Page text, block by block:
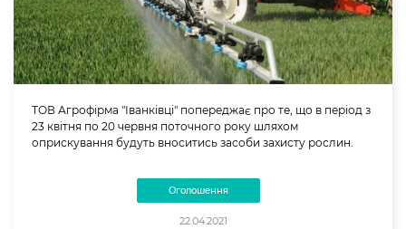
ТОВ Агрофірма "Іванківці" попереджає про те, що в період з
23 квітня по 20 червня поточного року шляхом
оприскування будуть вноситись засоби захисту рослин.
Оголошення
22.04.2021